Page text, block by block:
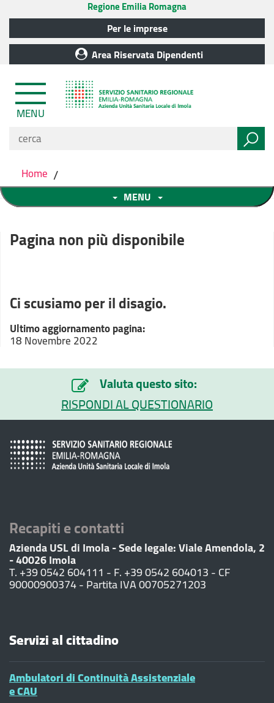
Regione Emilia Romagna
Per le imprese
Area Riservata Dipendenti
MENU
Home /
MENU
Pagina non più disponibile
Ci scusiamo per il disagio.
Ultimo aggiornamento pagina:
18 Novembre 2022
Valuta questo sito:
RISPONDI AL QUESTIONARIO
Recapiti e contatti
Azienda USL di Imola - Sede legale: Viale Amendola, 2
- 40026 Imola
T. +39 0542 604111 - F. +39 0542 604013 - CF
90000900374 - Partita IVA 00705271203
Servizi al cittadino
Ambulatori di Continuità Assistenziale
e CAU